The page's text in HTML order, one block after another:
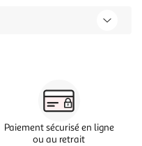
Paiement sécurisé en ligne
ou au retrait